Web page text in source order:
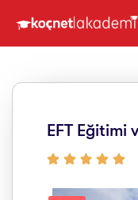
EFT Eğitimi